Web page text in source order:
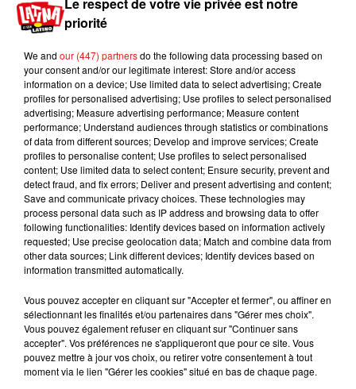
trois jours. Si vous pratiquez du sport ou que vous
avez beaucoup transpiré, il doit être lavé tout de
suite.
Des règles strictes pour les
pyjamas, les collants et les
torchons
De son côté, Katie Laird, une microbiologiste de
l'Université de Montfort a démontré que les
bactéries restaient sur un pyjama durant 21 jours
si ce vêtement n’était pas lavé. C’est la raison
pour laquelle les bas de pyjama doivent être
changés plus régulièrement. En revanche, la
fréquence du lavage dépend de votre hygiène.
que vous n’allez pas aux toilettes pendant la nuit,
votre pyjama pourrait durer deux ou trois jours"
précisé l'autre spécialiste, Lisa Ackerley. Les
collants, eux,doivent être lavés tous les jours car
priorité
We and our (447) partnersdo the following data processing based on
your consent and/or our legitimate interest: Store and/or access
information on a device; Use limited data to select advertising; Create
profiles for personalised advertising; Use profiles to select personalised
advertising; Measure advertising performance; Measure content
performance; Understand audiences through statistics or combinations
of data from different sources; Develop and improve services; Create
profiles to personalise content; Use profiles to select personalised
content; Use limited data to select content; Ensure security, prevent and
detect fraud, and fix errors; Deliver and present advertising and content;
Save and communicate privacy choices. These technologies may
process personal data such as IP address and browsing data to offer
following functionalities: Identify devices based on information actively
requested; Use precise geolocation data; Match and combine data from
other data sources; Link different devices; Identify devices based on
information transmitted automatically.
Vous pouvez accepter en cliquant sur "Accepter et fermer", ou affiner en
sélectionnant les finalités et/ou partenaires dans "Gérer mes choix".
Vous pouvez également refuser en cliquant sur "Continuer sans
accepter". Vos préférences ne s'appliqueront que pour ce site. Vous
pouvez mettre à jour vos choix, ou retirer votre consentement à tout
moment via le lien "Gérer les cookies" situé en bas de chaque page.